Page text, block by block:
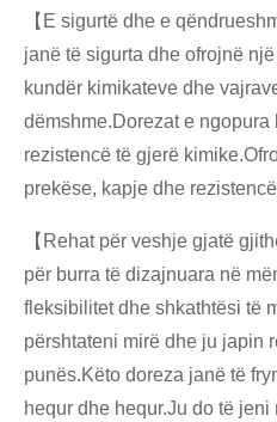
【E sigurtë dhe e
janë të sigurta dhe ofrojnë
kundër kimikateve dhe
dëmshme.Dorezat e
rezistencë të gjerë
prekëse, kapje dhe
【Rehat për veshje gjatë
për burra të dizajnuara në
fleksibilitet dhe shkathtësi të
përshtateni mirë dhe ju japin
punës.Këto doreza janë të
hequr dhe hequr.Ju do të